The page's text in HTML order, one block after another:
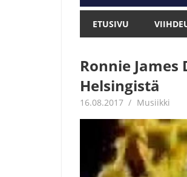
Mesta.net
ETUSIVU
Ronnie
Helsingistä
16.08.2017 Jouni Hirn
Musiikki